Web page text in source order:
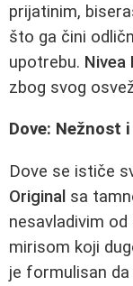
prijatinim,
što ga čini
upotrebu. Nivea
zbog svog
Dove: Nežnost
Dove se ističe
Original sa
nesavladivim
mirisom koji
je formulisan